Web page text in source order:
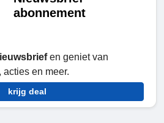
abonnement
en geniet van
en meer.
krijg deal